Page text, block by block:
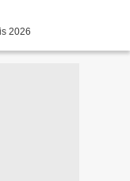
2026